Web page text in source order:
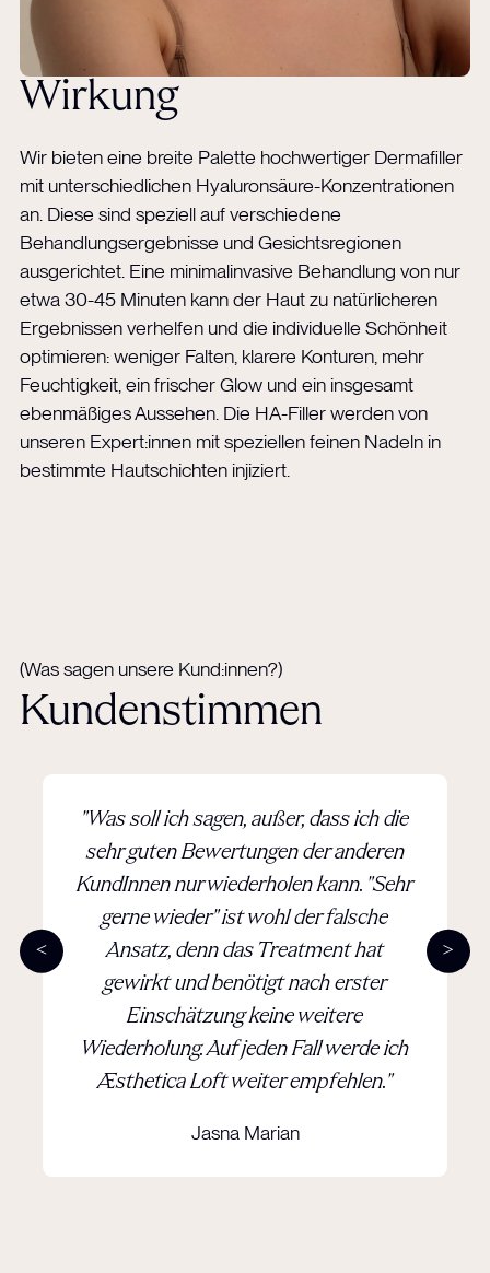
Wirkung
Wir bieten eine breite Palette hochwertiger Dermafiller
mit unterschiedlichen Hyaluronsäure-Konzentrationen
an. Diese sind speziell auf verschiedene
Behandlungsergebnisse und Gesichtsregionen
ausgerichtet. Eine minimalinvasive Behandlung von nur
etwa 30-45 Minuten kann der Haut zu natürlicheren
Ergebnissen verhelfen und die individuelle Schönheit
optimieren: weniger Falten, klarere Konturen, mehr
Feuchtigkeit, ein frischer Glow und ein insgesamt
ebenmäßiges Aussehen. Die HA-Filler werden von
unseren Expert:innen mit speziellen feinen Nadeln in
bestimmte Hautschichten injiziert.
(Was sagen unsere Kund:innen?)
Kundenstimmen
"Was soll ich sagen, außer, dass ich die
sehr guten Bewertungen der anderen
KundInnen nur wiederholen kann. "Sehr
gerne wieder" ist wohl der falsche
Ansatz, denn das Treatment hat
gewirkt und benötigt nach erster
Einschätzung keine weitere
Wiederholung. Auf jeden Fall werde ich
Æsthetica Loft weiter empfehlen."
Jasna Marian